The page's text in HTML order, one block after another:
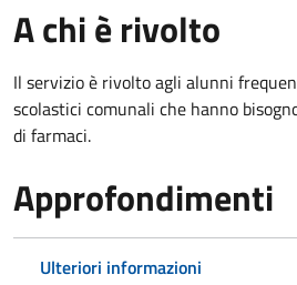
A chi è rivolto
Il servizio è rivolto agli alunni
scolastici comunali che hanno
di farmaci.
Approfondimenti
Ulteriori informazioni